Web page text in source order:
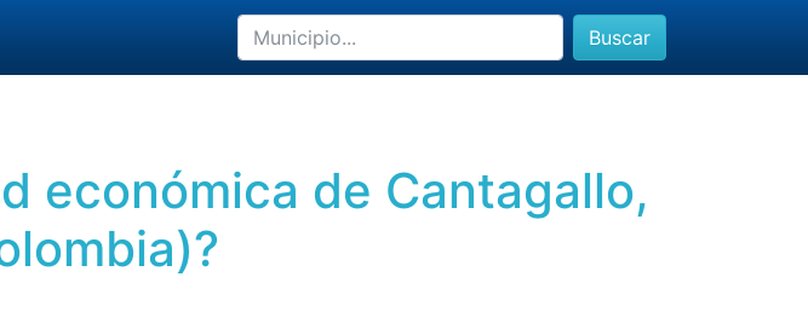
Buscar
económica de Cantagallo,